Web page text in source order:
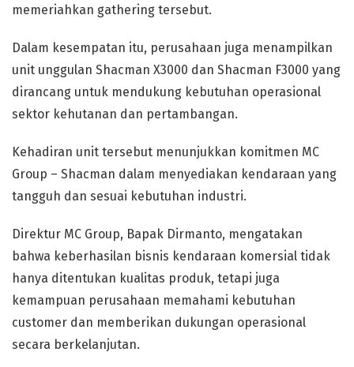
memeriahkan gathering tersebut.
Dalam kesempatan itu, perusahaan juga menampilkan
unit unggulan Shacman X3000 dan Shacman F3000 yang
dirancang untuk mendukung kebutuhan operasional
sektor kehutanan dan pertambangan.
Kehadiran unit tersebut menunjukkan komitmen MC
Group – Shacman dalam menyediakan kendaraan yang
tangguh dan sesuai kebutuhan industri.
Direktur MC Group, Bapak Dirmanto, mengatakan
bahwa keberhasilan bisnis kendaraan komersial tidak
hanya ditentukan kualitas produk, tetapi juga
kemampuan perusahaan memahami kebutuhan
customer dan memberikan dukungan operasional
secara berkelanjutan.